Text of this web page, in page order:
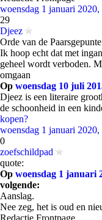
woensdag 1 januari
29
Djeez
Orde van de
Ik hoop echt dat met
geheel wordt verboden.
omgaan
Op woensdag 10 juli
Djeez is een literaire
de schoonheid in een
kopen?
woensdag 1 januari
0
zoefschildpad
quote:
Op woensdag 1 januari
volgende:
Aanslag.
Nee zeg, het is oud en
Redactie Frontpage